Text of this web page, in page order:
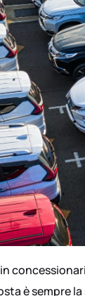
è sempre la